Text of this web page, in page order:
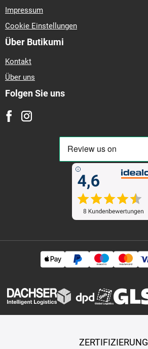
Impressum
Cookie Einstellungen
Über Butikumi
Kontakt
Über uns
Folgen Sie uns
ZERTIFIZIERUNG